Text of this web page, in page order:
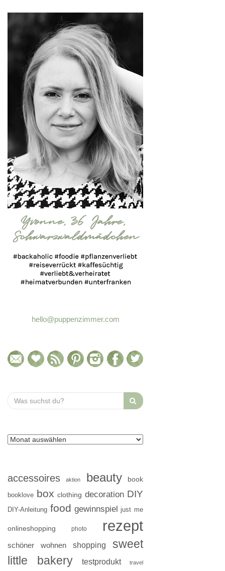
hello@puppenzimmer.com
Search
for:
accessoires aktion beauty book
booklove box clothing decoration DIY
DIY-Anleitung food gewinnspiel just me
onlineshopping photo rezept
schöner wohnen shopping
sweet
little bakery
testprodukt travel